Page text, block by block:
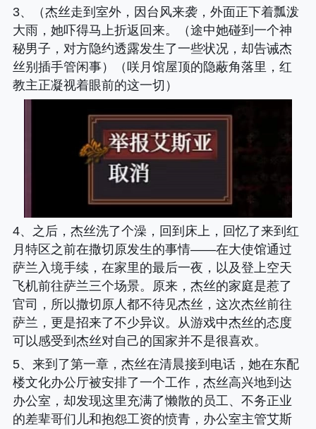
3、（杰丝走到室外，因台风来袭，外面正下着瓢泼
大雨，她吓得马上折返回来。（途中她碰到一个神
秘男子，对方隐约透露发生了一些状况，却告诫杰
丝别插手管闲事）（咲月馆屋顶的隐蔽角落里，红
教主正凝视着眼前的这一切）
4、之后，杰丝洗了个澡，回到床上，回忆了来到红
月特区之前在撒切原发生的事情——在大使馆通过
萨兰入境手续，在家里的最后一夜，以及登上空天
飞机前往萨兰三个场景。原来，杰丝的家庭是惹了
官司，所以撒切原人都不待见杰丝，这次杰丝前往
萨兰，更是招来了不少异议。从游戏中杰丝的态度
可以感受到杰丝对自己的国家并不是很喜欢。
5、来到了第一章，杰丝在清晨接到电话，她在东配
楼文化办公厅被安排了一个工作，杰丝高兴地到达
办公室，却发现这里充满了懒散的员工、不务正业
的差辈哥们儿和抱怨工资的愤青，办公室主管艾斯